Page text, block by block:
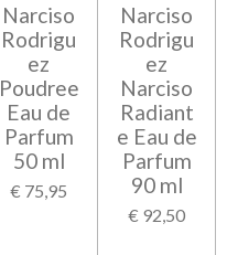
Narciso
Rodrigu
ez
Poudree
Eau de
Parfum
50 ml
€ 75,95
Narciso
Rodrigu
ez
Narciso
Radiant
e Eau de
Parfum
90 ml
€ 92,50